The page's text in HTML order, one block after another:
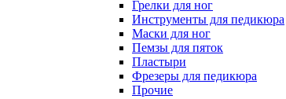
Грелки для ног
Инструменты для педикюра
Маски для ног
Пемзы для пяток
Пластыри
Фрезеры для педикюра
Прочие